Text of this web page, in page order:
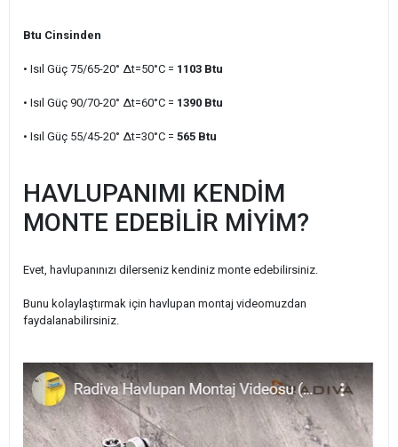
Btu Cinsinden
• Isıl Güç 75/65-20° ∆t=50°C = 1103 Btu
• Isıl Güç 90/70-20° ∆t=60°C = 1390 Btu
• Isıl Güç 55/45-20° ∆t=30°C = 565 Btu
HAVLUPANIMI KENDİM
MONTE EDEBİLİR MİYİM?
Evet, havlupanınızı dilerseniz kendiniz monte edebilirsiniz.
Bunu kolaylaştırmak için havlupan montaj videomuzdan
faydalanabilirsiniz.